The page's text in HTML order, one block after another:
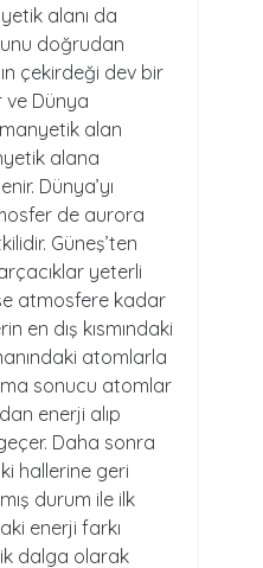
alanı da
doğrudan
çekirdeği dev bir
ve Dünya
alan
alana
Dünya’yı
de aurora
Güneş’ten
yeterli
atmosfere kadar
en dış kısmındaki
atomlarla
sonucu atomlar
enerji alıp
Daha sonra
hallerine geri
durum ile ilk
enerji farkı
dalga olarak